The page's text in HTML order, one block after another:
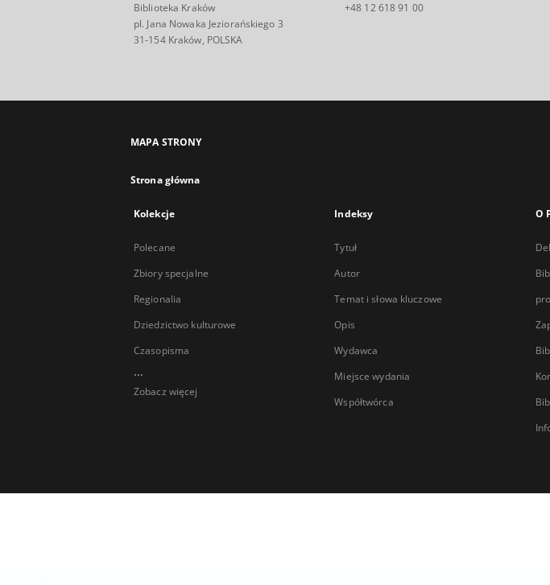
Biblioteka Kraków
pl. Jana Nowaka Jeziorańskiego 3
31-154 Kraków, POLSKA
+48 12 618 91 00
MAPA STRONY
Strona główna
Kolekcje
Polecane
Zbiory specjalne
Regionalia
Dziedzictwo kulturowe
Czasopisma
...
Zobacz więcej
Indeksy
Tytuł
Autor
Temat i słowa kluczowe
Opis
Wydawca
Miejsce wydania
Współtwórca
O